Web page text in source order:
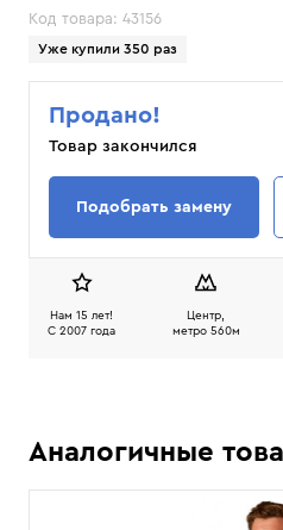
Код товара: 43156
Уже купили 350 раз
Продано!
Товар закончился
Подобрать замену
Нам 15 лет!
C 2007 года
Центр,
метро 560м
Аналогичные